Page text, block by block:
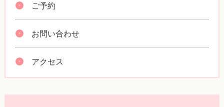
ご予約
お問い合わせ
アクセス